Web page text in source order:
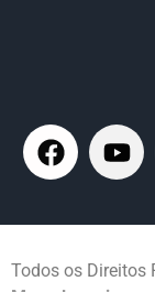
Todos os Direitos